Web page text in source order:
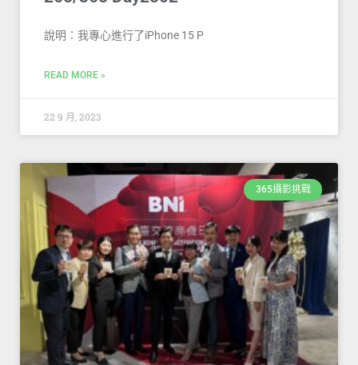
說明：我專心進行了iPhone 15 P
READ MORE »
22 9 月, 2023
365攝影挑戰